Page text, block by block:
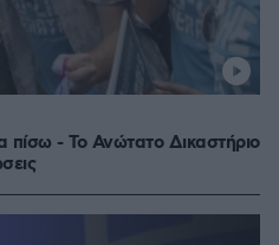
πίσω - Το Ανώτατο Δικαστήριο